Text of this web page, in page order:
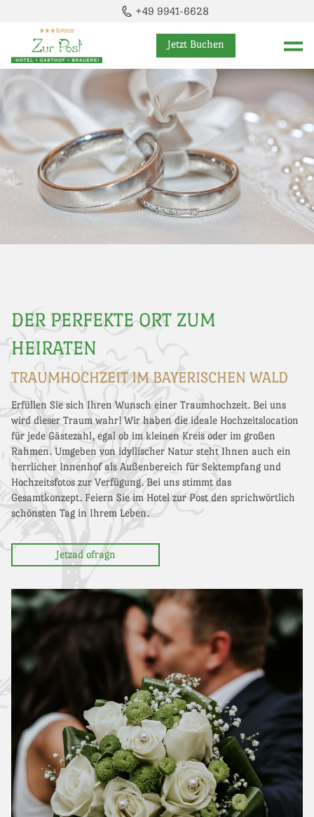
+49 9941-6628
Jetzt Buchen
DER PERFEKTE ORT ZUM
HEIRATEN
TRAUMHOCHZEIT IM BAYERISCHEN WALD
Erfüllen Sie sich Ihren Wunsch einer Traumhochzeit. Bei uns
wird dieser Traum wahr! Wir haben die ideale Hochzeitslocation
für jede Gästezahl, egal ob im kleinen Kreis oder im großen
Rahmen. Umgeben von idyllischer Natur steht Ihnen auch ein
herrlicher Innenhof als Außenbereich für Sektempfang und
Hochzeitsfotos zur Verfügung. Bei uns stimmt das
Gesamtkonzept. Feiern Sie im Hotel zur Post den sprichwörtlich
schönsten Tag in Ihrem Leben.
Jetzad ofragn